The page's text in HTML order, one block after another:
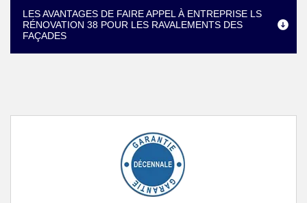
LES AVANTAGES DE FAIRE APPEL À ENTREPRISE LS
RÉNOVATION 38 POUR LES RAVALEMENTS DES
FAÇADES